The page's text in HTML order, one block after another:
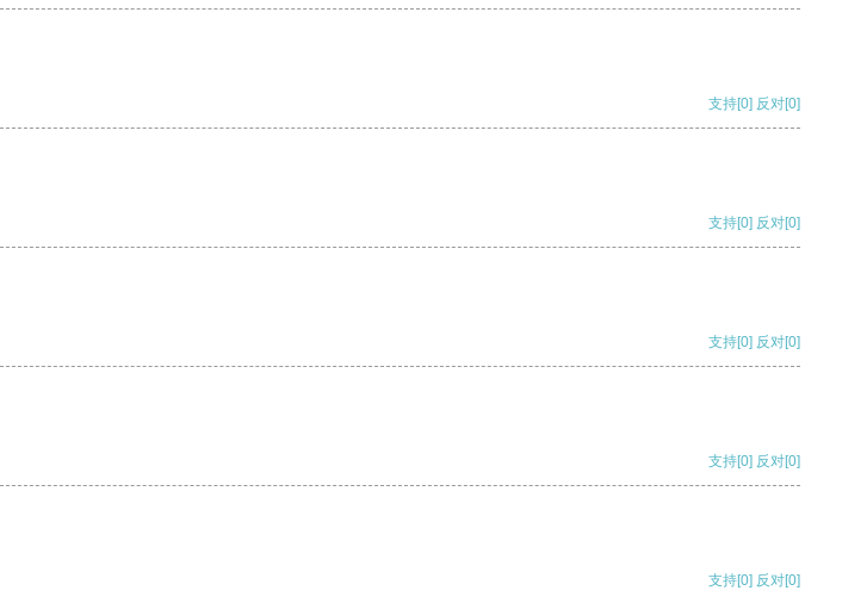
支持[0] 反对[0]
支持[0] 反对[0]
支持[0] 反对[0]
支持[0] 反对[0]
支持[0] 反对[0]